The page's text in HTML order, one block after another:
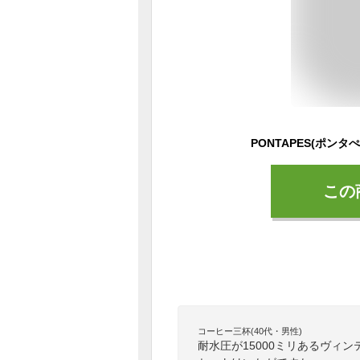
こ
コーヒー三杯(40代・男性)
耐水圧が15000ミリあるヴィン